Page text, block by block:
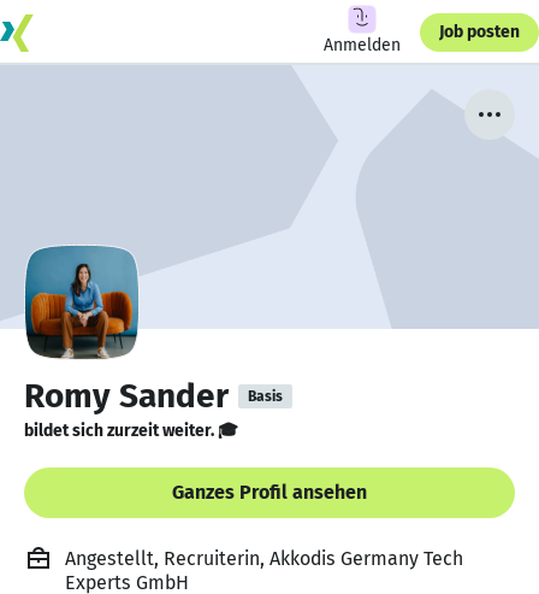
Anmelden
Job posten
Romy Sander Basis
bildet sich zurzeit weiter. 🎓
Ganzes Profil ansehen
Angestellt, Recruiterin, Akkodis Germany Tech
Experts GmbH